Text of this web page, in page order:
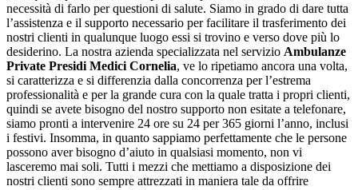
necessità di farlo per questioni di salute. Siamo in grado di dare tutta
l’assistenza e il supporto necessario per facilitare il trasferimento dei
nostri clienti in qualunque luogo essi si trovino e verso dove più lo
desiderino. La nostra azienda specializzata nel servizio Ambulanze
Private Presidi Medici Cornelia, ve lo ripetiamo ancora una volta,
si caratterizza e si differenzia dalla concorrenza per l’estrema
professionalità e per la grande cura con la quale tratta i propri clienti,
quindi se avete bisogno del nostro supporto non esitate a telefonare,
siamo pronti a intervenire 24 ore su 24 per 365 giorni l’anno, inclusi
i festivi. Insomma, in quanto sappiamo perfettamente che le persone
possono aver bisogno d’aiuto in qualsiasi momento, non vi
lasceremo mai soli. Tutti i mezzi che mettiamo a disposizione dei
nostri clienti sono sempre attrezzati in maniera tale da offrire